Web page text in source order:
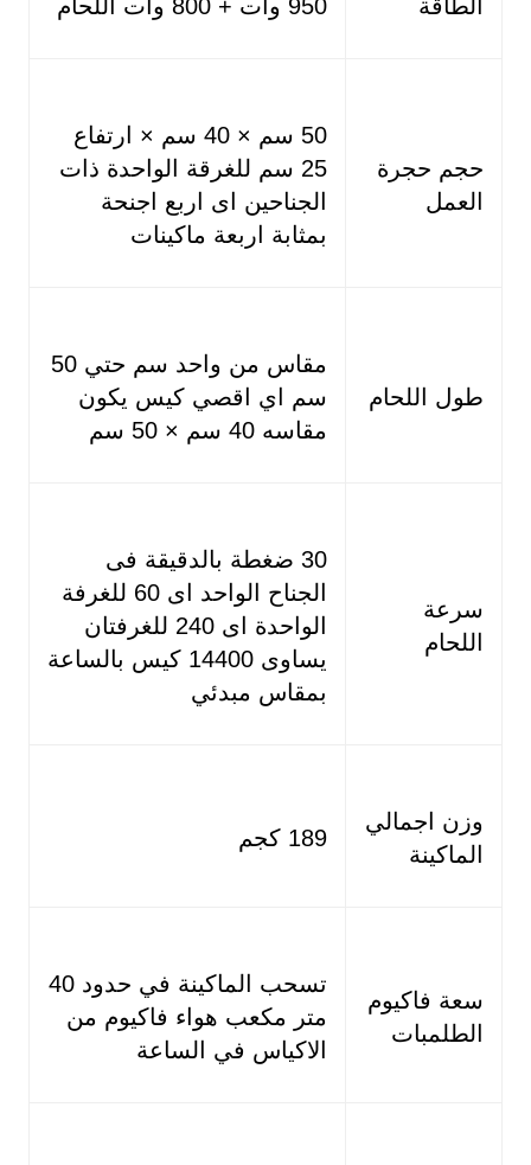
الطاقة 950 وات + 800 وات اللحام
حجم حجرة
العمل
50 سم × 40 سم × ارتفاع
25 سم للغرقة الواحدة ذات
الجناحين اى اربع اجنحة
بمثابة اربعة ماكينات
طول اللحام
مقاس من واحد سم حتي 50
سم اي اقصي كيس يكون
مقاسه 40 سم × 50 سم
سرعة
اللحام
30 ضغطة بالدقيقة فى
الجناح الواحد اى 60 للغرفة
الواحدة اى 240 للغرفتان
يساوى 14400 كيس بالساعة
بمقاس مبدئي
وزن اجمالي
الماكينة
189 كجم
سعة فاكيوم
الطلمبات
تسحب الماكينة في حدود 40
متر مكعب هواء فاكيوم من
الاكياس في الساعة